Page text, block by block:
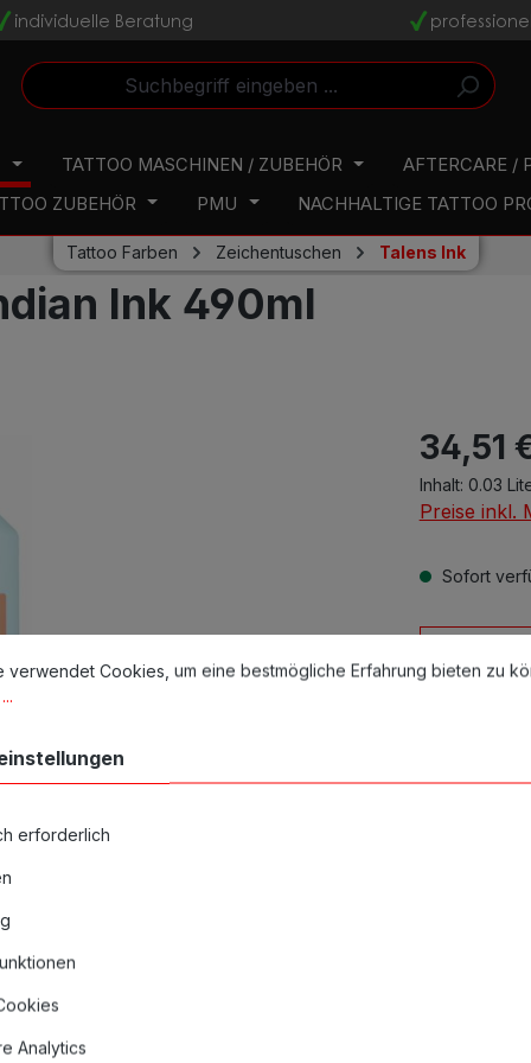
individuelle Beratung v
TATTOO MASCHINEN / ZUBEHÖR AFTERCARE /
ZUBEHÖR PMU NACHHALTIGE TATTOO
Tattoo Farben Zeichentuschen Talens Ink
Ink 490ml
34,51
Inhalt: 0.03
Preise inkl.
Sofort
Alle
nur
Cookies, um eine bestmögliche Erfahrung bieten zu
verwendet Cookies, um eine bestmögliche Erfahrung bieten zu
erforderlich
Analytics